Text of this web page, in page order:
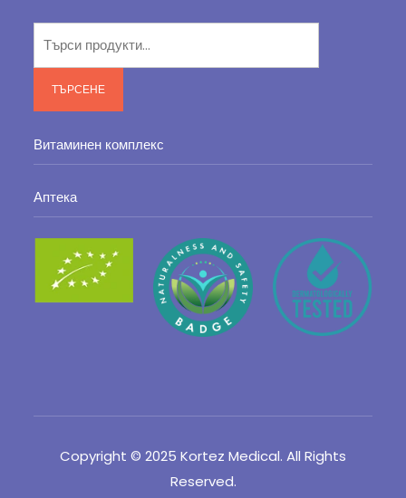
ТЪРСЕНЕ
Витаминен комплекс
Аптека
Copyright © 2025 Kortez Medical. All Rights
Reserved.